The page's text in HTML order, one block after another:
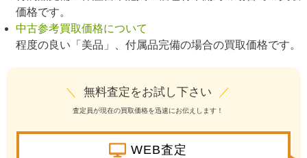
価格です。
中古参考買取価格について
程度の良い「美品」、付属品完備の場合の買取価格です。
＼ 無料査定をお試し下さい ／
査定員が現在の買取価格を迅速にお伝えします！
WEB査定